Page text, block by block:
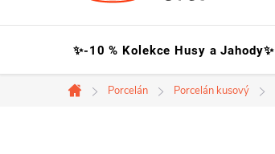
✨-10 % Kolekce Husy a Jahody✨
Domů
Porcelán Porcelán kusový